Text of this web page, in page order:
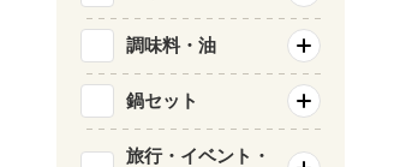
調味料・油
鍋セット
旅行・イベント・